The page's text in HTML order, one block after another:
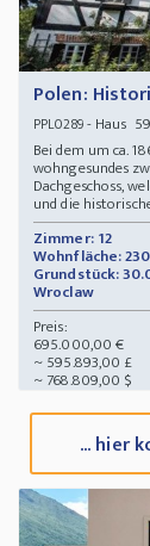
Polen:
PPL0289- Haus
Bei dem um ca.
wohngesundes
Dachgeschoss,
und die
Zimmer: 12
Wohnfläche:
Grundstück:
Wroclaw
Preis:
695.000,00 €
~ 595.893,00 £
~ 768.809,00 $
... hier